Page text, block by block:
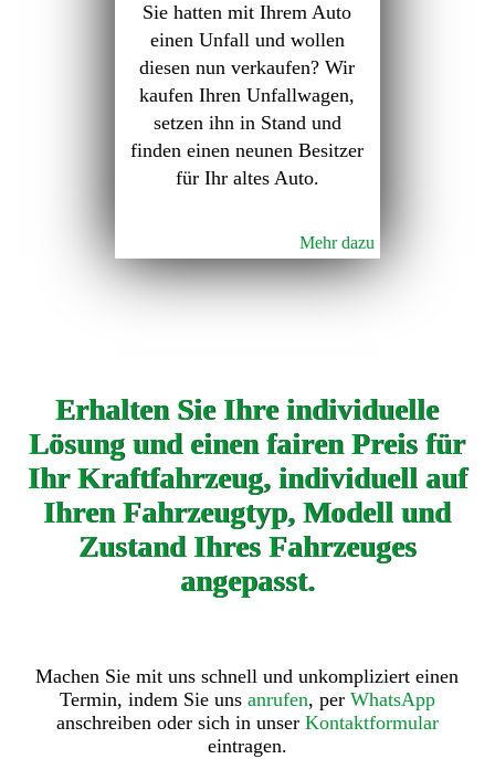
Sie hatten mit Ihrem Auto
einen Unfall und wollen
diesen nun verkaufen? Wir
kaufen Ihren Unfallwagen,
setzen ihn in Stand und
finden einen neunen Besitzer
für Ihr altes Auto.
Mehr dazu
Erhalten Sie Ihre individuelle
Lösung und einen fairen Preis für
Ihr Kraftfahrzeug, individuell auf
Ihren Fahrzeugtyp, Modell und
Zustand Ihres Fahrzeuges
angepasst.
Machen Sie mit uns schnell und unkompliziert einen
Termin, indem Sie uns anrufen, per WhatsApp
anschreiben oder sich in unser Kontaktformular
eintragen.